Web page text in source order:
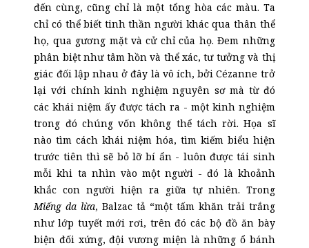
đến cùng, cũng chỉ là một tổng hòa các màu. Ta
chỉ có thể biết tinh thần người khác qua thân thể
họ, qua gương mặt và cử chỉ của họ. Đem những
phân biệt như tâm hồn và thể xác, tư tưởng và thị
giác đối lập nhau ở đây là vô ích, bởi Cézanne trở
lại với chính kinh nghiệm nguyên sơ mà từ đó
các khái niệm ấy được tách ra - một kinh nghiệm
trong đó chúng vốn không thể tách rời. Họa sĩ
nào tìm cách khái niệm hóa, tìm kiếm biểu hiện
trước tiên thì sẽ bỏ lỡ bí ẩn - luôn được tái sinh
mỗi khi ta nhìn vào một người - đó là khoảnh
khắc con người hiện ra giữa tự nhiên. Trong
Miếng da lừa, Balzac tả “một tấm khăn trải trắng
như lớp tuyết mới rơi, trên đó các bộ đồ ăn bày
biện đối xứng, đội vương miện là những ổ bánh